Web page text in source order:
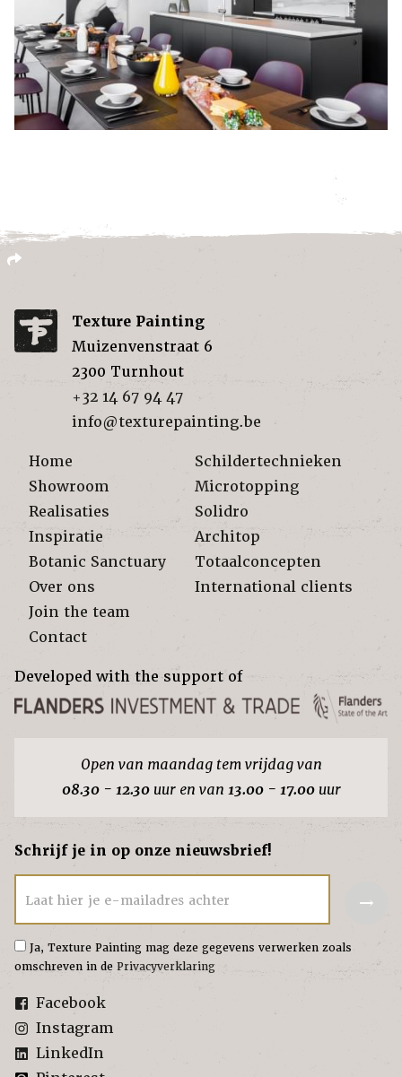
Texture Painting
Muizenvenstraat 6
2300 Turnhout
+32 14 67 94 47
info@texturepainting.be
Home
Showroom
Realisaties
Inspiratie
Botanic Sanctuary
Over ons
Join the team
Contact
Schildertechnieken
Microtopping
Solidro
Architop
Totaalconcepten
International clients
Developed with the support of
Open van maandag tem vrijdag van
08.30 - 12.30uur en van 13.00 - 17.00uur
Schrijf je in op onze nieuwsbrief!
Laat hier je e-mailadres achter →
Ja, Texture Painting mag deze gegevens verwerken zoals
omschreven in de Privacyverklaring
Facebook
Instagram
LinkedIn